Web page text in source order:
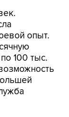
опыт.
100 тыс.